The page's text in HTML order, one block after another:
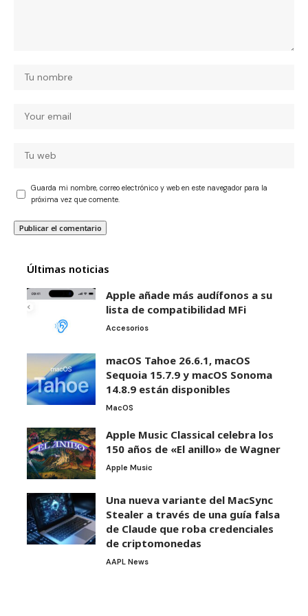
Guarda mi nombre, correo electrónico y web en este navegador para la
próxima vez que comente.
Últimas noticias
Apple añade más audífonos a su
lista de compatibilidad MFi
Accesorios
macOS Tahoe 26.6.1, macOS
Sequoia 15.7.9 y macOS Sonoma
14.8.9 están disponibles
MacOS
Apple Music Classical celebra los
150 años de «El anillo» de Wagner
Apple Music
Una nueva variante del MacSync
Stealer a través de una guía falsa
de Claude que roba credenciales
de criptomonedas
AAPL News